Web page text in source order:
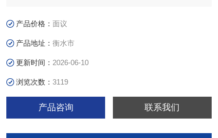
产品价格：面议
产品地址：衡水市
更新时间： 2026-06-10
浏览次数：3119
产品咨询 联系我们